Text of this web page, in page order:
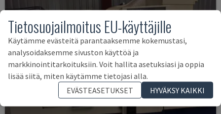
Tietosuojailmoitus EU-käyttäjille
Käytämme evästeitä parantaaksemme kokemustasi,
analysoidaksemme sivuston käyttöä ja
markkinointitarkoituksiin. Voit hallita asetuksiasi ja oppia
lisää siitä, miten käytämme tietojasi alla.
EVÄSTEASETUKSET
HYVÄKSY KAIKKI